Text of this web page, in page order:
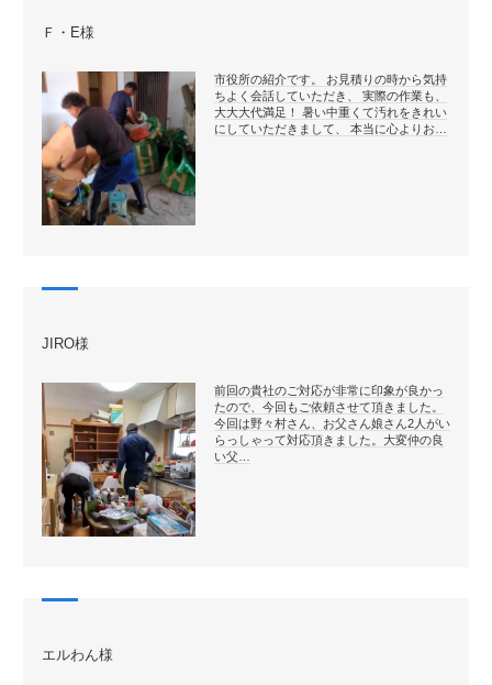
Ｆ・E様
市役所の紹介です。 お見積りの時から気持
ちよく会話していただき、 実際の作業も、
大大大代満足！ 暑い中重くて汚れをきれい
にしていただきまして、 本当に心よりお…
JIRO様
前回の貴社のご対応が非常に印象が良かっ
たので、今回もご依頼させて頂きました。
今回は野々村さん、お父さん娘さん2人がい
らっしゃって対応頂きました。大変仲の良
い父…
エルわん様